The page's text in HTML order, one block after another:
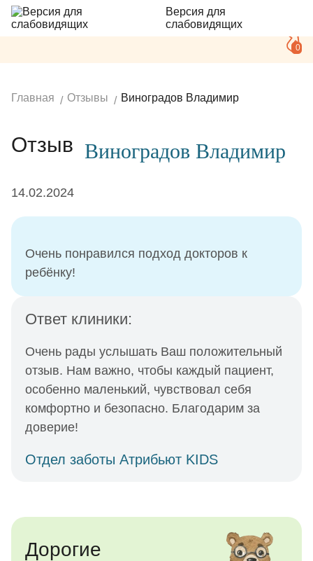
Версия для
слабовидящих
0
Главная Отзывы Виноградов Владимир
Отзыв Виноградов Владимир
14.02.2024
Очень понравился подход докторов к
ребёнку!
Ответ клиники:
Очень рады услышать Ваш положительный
отзыв. Нам важно, чтобы каждый пациент,
особенно маленький, чувствовал себя
комфортно и безопасно. Благодарим за
доверие!
Отдел заботы Атрибьют KIDS
Дорогие